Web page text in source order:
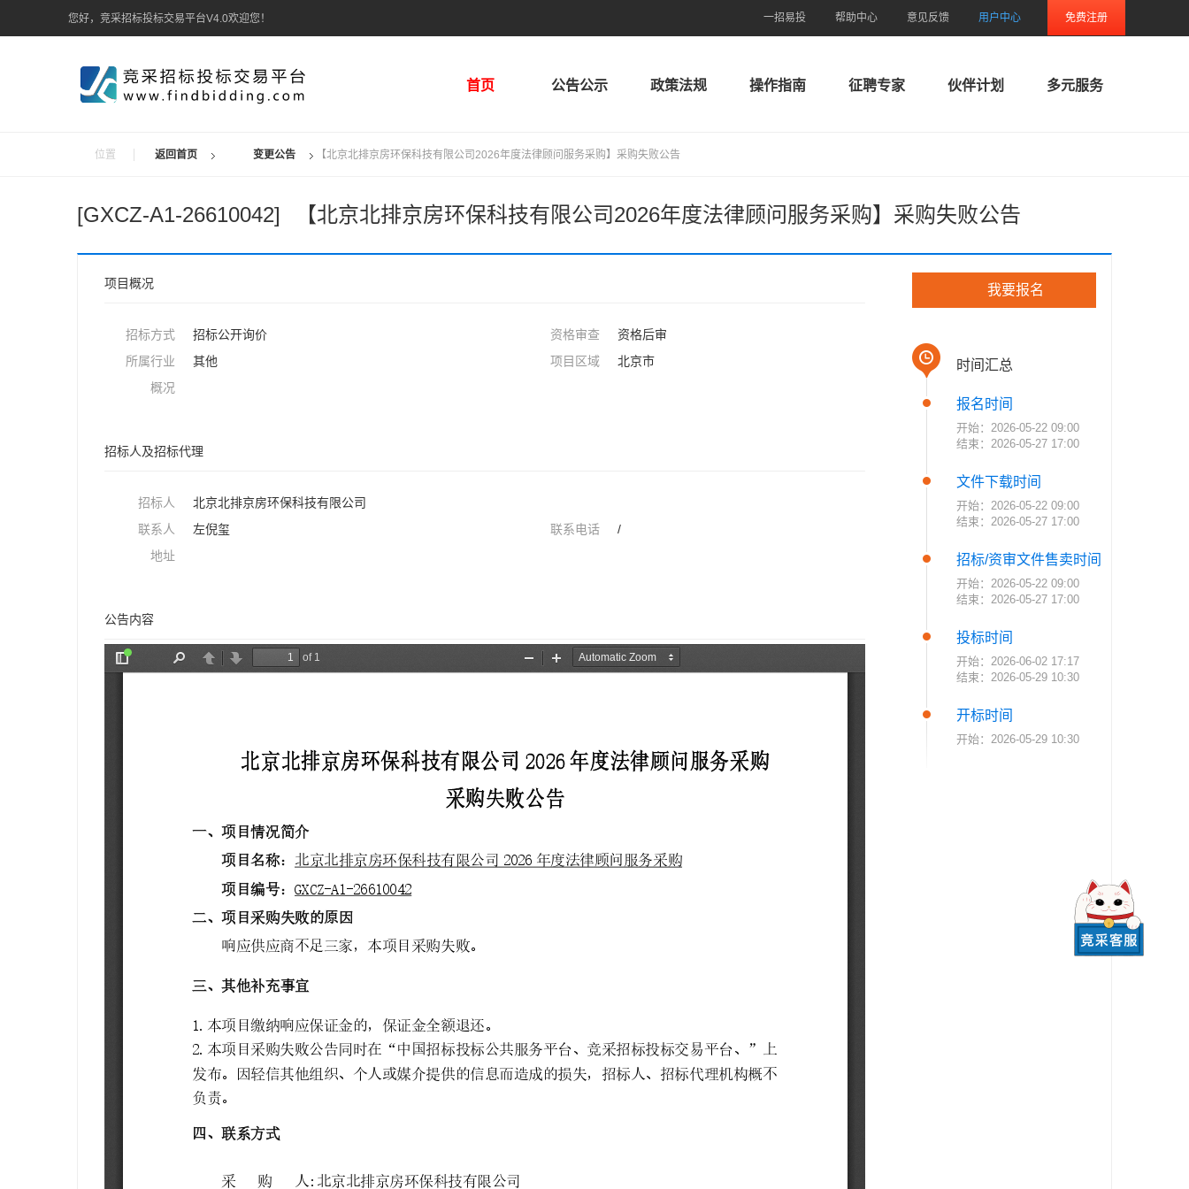
您好，竞采招标投标交易平台V4.0欢迎您！ 一招易投 帮助中心 意见反馈 用户中心 免费注册
首页 公告公示 政策法规 操作指南 征聘专家 伙伴计划 多元服务
位置 返回首页 变更公告 【北京北排京房环保科技有限公司2026年度法律顾问服务采购】采购失败公告
[GXCZ-A1-26610042] 【北京北排京房环保科技有限公司2026年度法律顾问服务采购】采购失败公告
项目概况
招标方式 招标公开询价 资格审查
资格后审
所属行业
其他 项目区域
北京市
概况
招标人及招标代理
招标人
北京北排京房环保科技有限公司
联系人
左倪玺 联系电话
/
地址
公告内容
我要报名
时间汇总
报名时间
开始：2026-05-22 09:00
结束：2026-05-27 17:00
文件下载时间
开始：2026-05-22 09:00
结束：2026-05-27 17:00
招标/资审文件售卖时间
开始：2026-05-22 09:00
结束：2026-05-27 17:00
投标时间
开始：2026-06-02 17:17
结束：2026-05-29 10:30
开标时间
开始：2026-05-29 10:30